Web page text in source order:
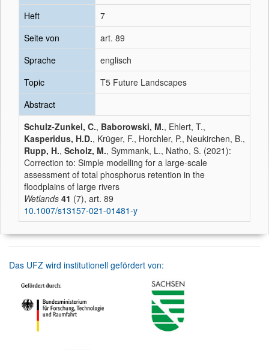
Heft
7
Seite von
art. 89
Sprache
englisch
Topic
T5 Future Landscapes
Abstract
Schulz-Zunkel, C., Baborowski, M., Ehlert, T.,
Kasperidus, H.D., Krüger, F., Horchler, P., Neukirchen, B.,
Rupp, H., Scholz, M., Symmank, L., Natho, S. (2021):
Correction to: Simple modelling for a large-scale
assessment of total phosphorus retention in the
floodplains of large rivers
Wetlands 41 (7), art. 89
10.1007/s13157-021-01481-y
Das UFZ wird institutionell gefördert von: